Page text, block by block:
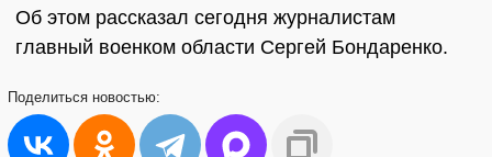
Об этом рассказал сегодня журналистам
главный военком области Сергей Бондаренко.
Поделиться новостью: